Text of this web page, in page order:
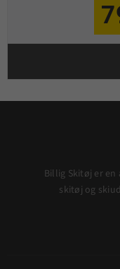
Billig Skitøj er
skitøj og